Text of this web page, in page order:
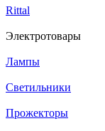
Rittal
Электротовары
Лампы
Светильники
Прожекторы